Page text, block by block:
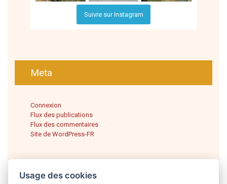
Suivre sur Instagram
Meta
Connexion
Flux des publications
Flux des commentaires
Site de WordPress-FR
Usage des cookies